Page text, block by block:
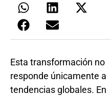
Esta transformación no
responde únicamente a
tendencias globales. En